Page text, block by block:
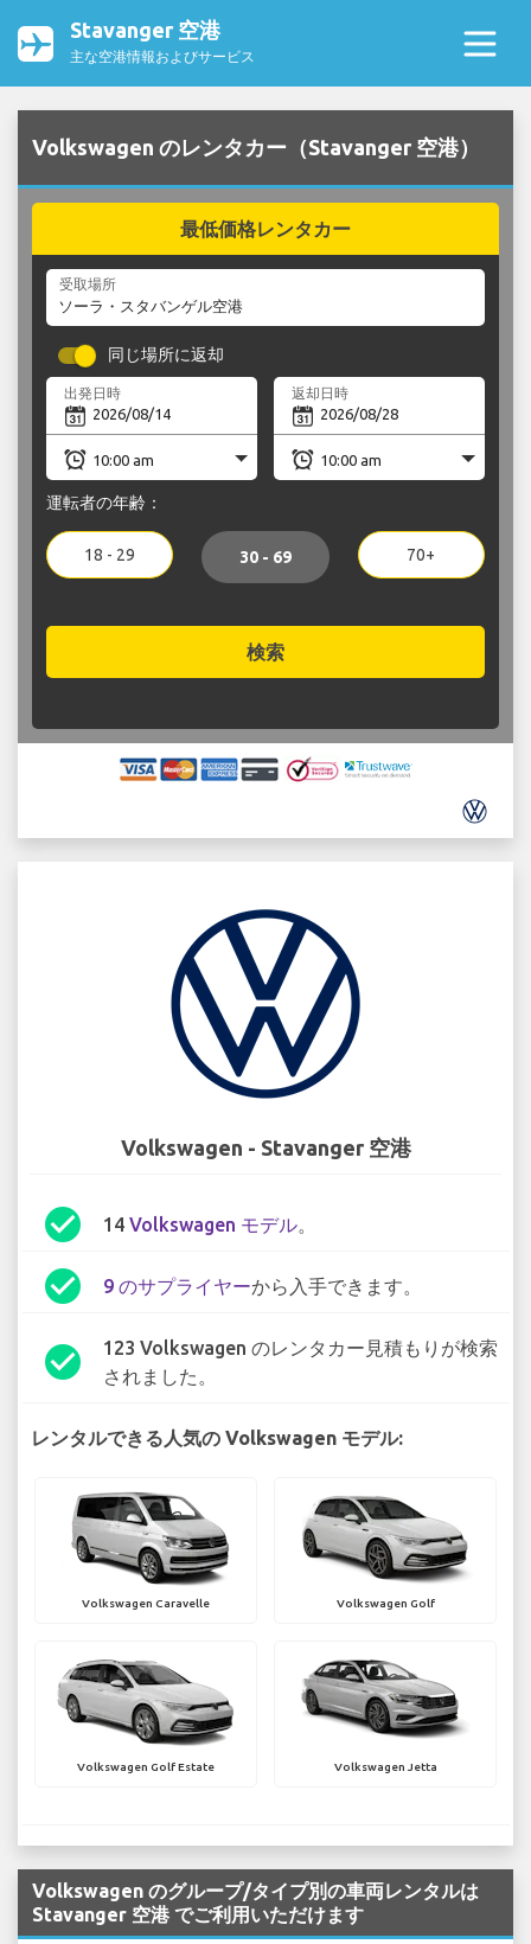
Stavanger 空港
主な空港情報およびサービス
Volkswagen のレンタカー（Stavanger 空港）
最低価格レンタカー
受取場所
同じ場所に返却
出発日時 返却日時
運転者の年齢：
18 - 29 30 - 69 70+
検索
Volkswagen - Stavanger 空港
check_circle 14 Volkswagen モデル。
check_circle 9 のサプライヤーから入手できます。
check_circle
123 Volkswagen のレンタカー見積もりが検索
されました。
レンタルできる人気の Volkswagen モデル:
Volkswagen Caravelle Volkswagen Golf
Volkswagen Golf Estate Volkswagen Jetta
Volkswagen のグループ/タイプ別の車両レンタルは
Stavanger 空港 でご利用いただけます